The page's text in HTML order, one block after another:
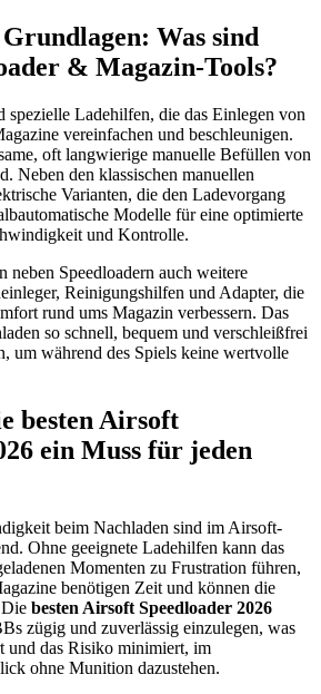
Was sind
& Magazin-Tools?
spezielle Ladehilfen, die das Einlegen von
vereinfachen und beschleunigen.
oft langwierige manuelle Befüllen von
Neben den klassischen manuellen
Varianten, die den Ladevorgang
Modelle für eine optimierte
und Kontrolle.
neben Speedloadern auch weitere
Reinigungshilfen und Adapter, die
rund ums Magazin verbessern. Das
so schnell, bequem und verschleißfrei
um während des Spiels keine wertvolle
besten Airsoft
ein Muss für jeden
beim Nachladen sind im Airsoft-
Ohne geeignete Ladehilfen kann das
Momenten zu Frustration führen,
benötigen Zeit und können die
besten Airsoft Speedloader 2026
zügig und zuverlässig einzulegen, was
und das Risiko minimiert, im
ohne Munition dazustehen.